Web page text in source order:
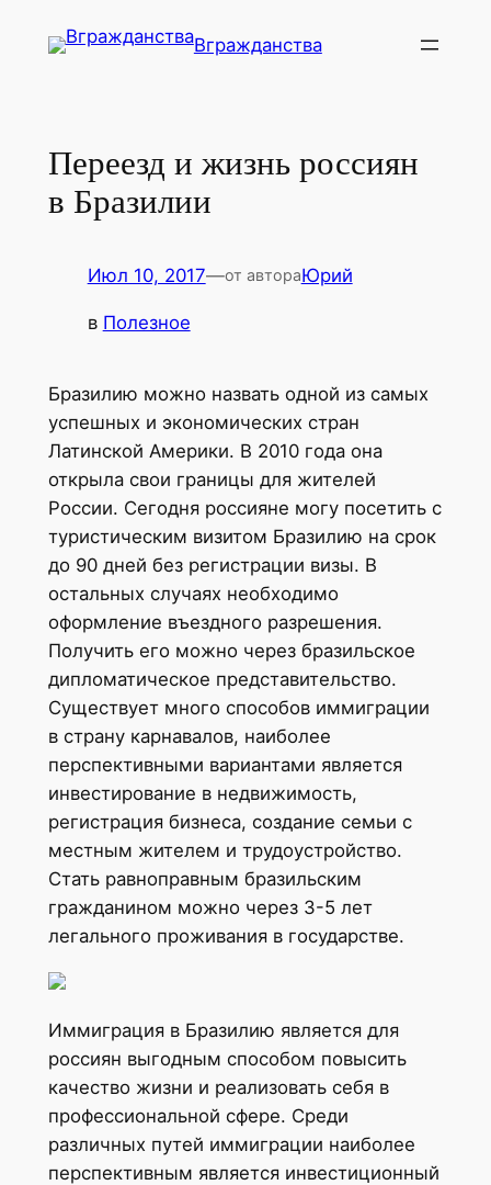
Вгражданства
Переезд и жизнь россиян
в Бразилии
Июл 10, 2017—от автораЮрий
в Полезное
Бразилию можно назвать одной из самых
успешных и экономических стран
Латинской Америки. В 2010 года она
открыла свои границы для жителей
России. Сегодня россияне могу посетить с
туристическим визитом Бразилию на срок
до 90 дней без регистрации визы. В
остальных случаях необходимо
оформление въездного разрешения.
Получить его можно через бразильское
дипломатическое представительство.
Существует много способов иммиграции
в страну карнавалов, наиболее
перспективными вариантами является
инвестирование в недвижимость,
регистрация бизнеса, создание семьи с
местным жителем и трудоустройство.
Стать равноправным бразильским
гражданином можно через 3-5 лет
легального проживания в государстве.
Иммиграция в Бразилию является для
россиян выгодным способом повысить
качество жизни и реализовать себя в
профессиональной сфере. Среди
различных путей иммиграции наиболее
перспективным является инвестиционный